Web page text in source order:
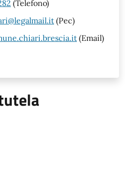
(Telefono)
(Pec)
(Email)